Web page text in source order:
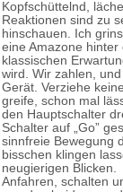
Kopfschüttelnd,
Reaktionen sind zu
hinschauen. Ich
eine Amazone
klassischen
wird. Wir zahlen,
Gerät. Verziehe
greife, schon mal
den Hauptschalter
Schalter auf „Go”
sinnfreie Bewegung
bisschen klingen
neugierigen Blicken.
Anfahren, schalten